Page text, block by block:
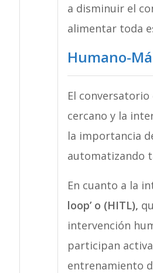
a disminuir el
alimentar toda
Humano-
El
cercano y la
la importancia
automatizando
En cuanto a la
loop’ o (HITL),
intervención
participan
entrenamiento